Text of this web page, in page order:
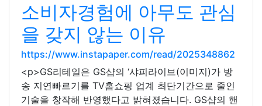
소비자경험에 아무도 관심
을 갖지 않는 이유
https://www.instapaper.com/read/2025348862
<p>GS리테일은 GS샵의 ‘샤피라이브(이미지)가 방
송 지연빠르기를 TV홈쇼핑 업계 최단기간으로 줄인
기술을 창작해 반영했다고 밝혀졌습니다. GS샵의 핸